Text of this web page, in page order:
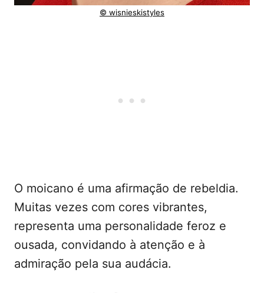
© wisnieskistyles
O moicano é uma afirmação de rebeldia.
Muitas vezes com cores vibrantes,
representa uma personalidade feroz e
ousada, convidando à atenção e à
admiração pela sua audácia.